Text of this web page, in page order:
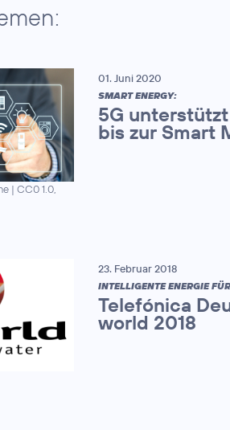
| CC0 1.0,
01. Juni 2020
SMART ENERGY:
5G
bis zur Smart
23. Februar 2018
INTELLIGENTE ENERGIE
Telefónica
world 2018